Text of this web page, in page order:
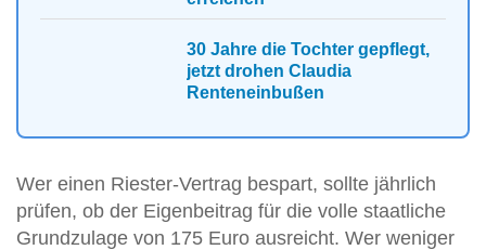
30 Jahre die Tochter gepflegt,
jetzt drohen Claudia
Renteneinbußen
Wer einen Riester-Vertrag bespart, sollte jährlich
prüfen, ob der Eigenbeitrag für die volle staatliche
Grundzulage von 175 Euro ausreicht. Wer weniger